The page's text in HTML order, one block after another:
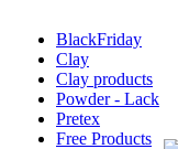
BlackFriday
Clay
Clay products
Powder - Lack
Pretex
Free Products